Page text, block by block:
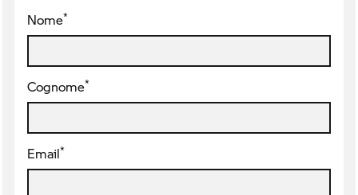
Nome*
Cognome*
Email*